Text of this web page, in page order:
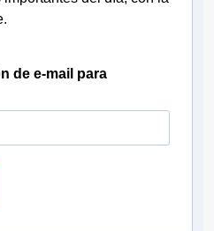
de e-mail para